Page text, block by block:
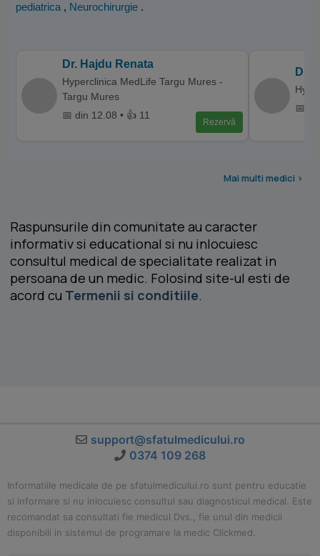
pediatrica , Neurochirurgie .
Dr. Hajdu Renata
Hyperclinica MedLife Targu Mures -
Targu Mures
📅 din 12.08 • 👍 11
Rezervă
Dr.
📅
Mai multi medici >
Raspunsurile din comunitate au caracter
informativ si educational si nu inlocuiesc
consultul medical de specialitate realizat in
persoana de un medic. Folosind site-ul esti de
acord cu Termenii si conditiile.
support@sfatulmedicului.ro
0374 109 268
Informatiile medicale de pe sfatulmedicului.ro sunt pentru educatie
si informare si nu inlocuiesc consultul sau diagnosticul medical. Este
recomandat sa consultati fie medicul Dvs., fie unul din medicii
disponibili in sistemul de programare la medic Clickmed.